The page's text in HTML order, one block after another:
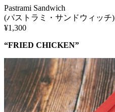
Pastrami Sandwich
(パストラミ・サンドウィッチ)
¥1,300
“FRIED CHICKEN”